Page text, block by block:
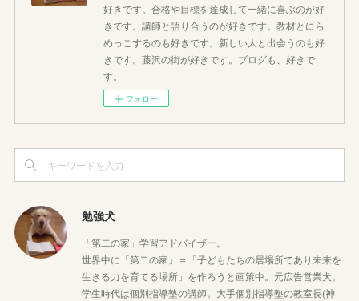
好きです。合格や目標を達成して一緒に喜ぶのが好
きです。講師と語り合うのが好きです。教材とにら
めっこするのも好きです。新しい人と出会うのも好
きです。藤沢の街が好きです。ブログも、好きで
す。
フォロー
勉強犬
「第二の家」学習アドバイザー。
世界中に「第二の家」＝「子どもたちの居場所であり未来を
生きる力を育てる場所」を作ろうと画策中。元広告営業犬。
学生時代は個別指導塾の講師。大手個別指導塾の教室長(神